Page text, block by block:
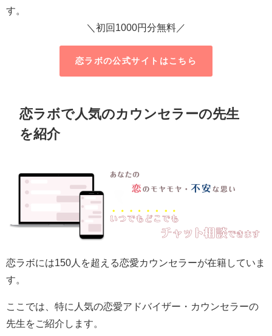
す。
＼初回1000円分無料／
恋ラボの公式サイトはこちら
恋ラボで人気のカウンセラーの先生
を紹介
恋ラボには150人を超える恋愛カウンセラーが在籍していま
す。
ここでは、特に人気の恋愛アドバイザー・カウンセラーの
先生をご紹介します。